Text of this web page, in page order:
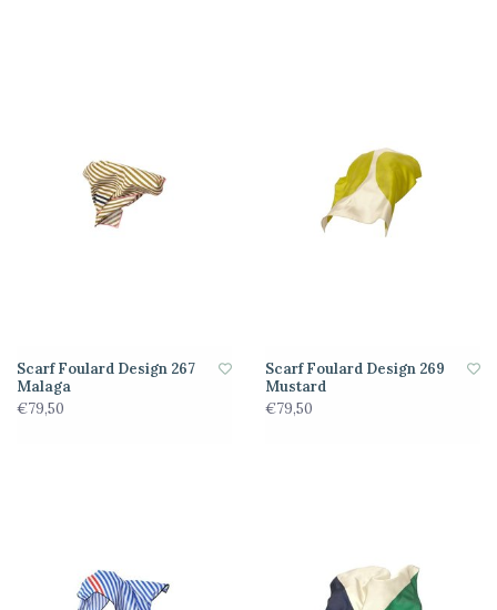
Scarf Foulard Design 267
Malaga
€79,50
Scarf Foulard Design 269
Mustard
€79,50